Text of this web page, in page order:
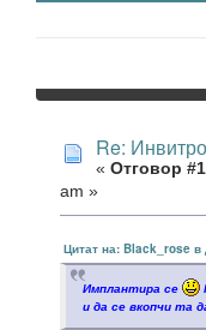
Re:
« Отговор
am »
Цитат на: Black_rose
Имплантира се
и да се вкопчи та